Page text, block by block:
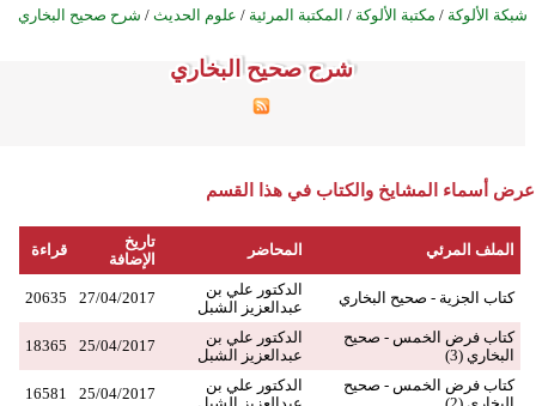
شبكة الألوكة / مكتبة الألوكة / المكتبة المرئية / علوم الحديث / شرح صحيح البخاري
شرح صحيح البخاري
شرح صحيح البخاري
شرح صحيح البخاري
شرح صحيح البخاري
شرح صحيح البخاري
شرح صحيح البخاري
شرح صحيح البخاري
شرح صحيح البخاري
شرح صحيح البخاري
شرح صحيح البخاري
شرح صحيح البخاري
شرح صحيح البخاري
شرح صحيح البخاري
شرح صحيح البخاري
شرح صحيح البخاري
شرح صحيح البخاري
شرح صحيح البخاري
شرح صحيح البخاري
شرح صحيح البخاري
شرح صحيح البخاري
شرح صحيح البخاري
شرح صحيح البخاري
شرح صحيح البخاري
شرح صحيح البخاري
شرح صحيح البخاري
عرض أسماء المشايخ والكتاب في هذا القسم
الملف المرئي المحاضر
تاريخ
الإضافة
قراءة
كتاب الجزية - صحيح البخاري
الدكتور علي بن
عبدالعزيز الشبل
27/04/2017
20635
كتاب فرض الخمس - صحيح
البخاري (3)
الدكتور علي بن
عبدالعزيز الشبل
25/04/2017
18365
كتاب فرض الخمس - صحيح
الدكتور علي بن
25/04/2017
16581